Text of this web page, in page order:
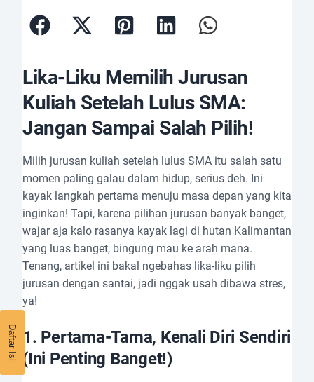
Lika-Liku Memilih Jurusan
Kuliah Setelah Lulus SMA:
Jangan Sampai Salah Pilih!
Milih jurusan kuliah setelah lulus SMA itu salah satu
momen paling galau dalam hidup, serius deh. Ini
kayak langkah pertama menuju masa depan yang kita
inginkan! Tapi, karena pilihan jurusan banyak banget,
wajar aja kalo rasanya kayak lagi di hutan Kalimantan
yang luas banget, bingung mau ke arah mana.
Tenang, artikel ini bakal ngebahas lika-liku pilih
jurusan dengan santai, jadi nggak usah dibawa stres,
ya!
1. Pertama-Tama, Kenali Diri Sendiri
(Ini Penting Banget!)